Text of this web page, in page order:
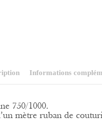
Informations
750/1000.
mètre ruban de